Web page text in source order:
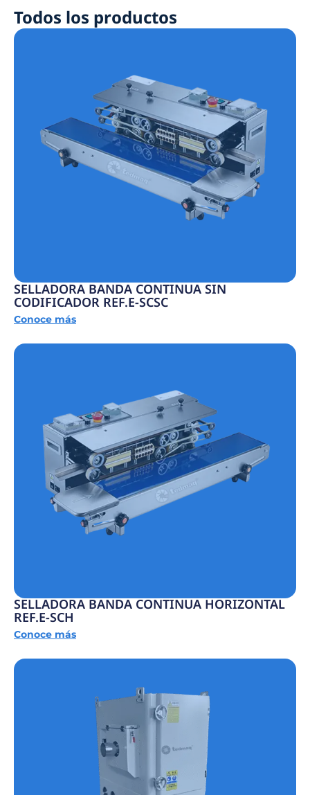
Todos los productos
SELLADORA BANDA CONTINUA SIN
CODIFICADOR REF.E-SCSC
Conoce más
SELLADORA BANDA CONTINUA HORIZONTAL
REF.E-SCH
Conoce más